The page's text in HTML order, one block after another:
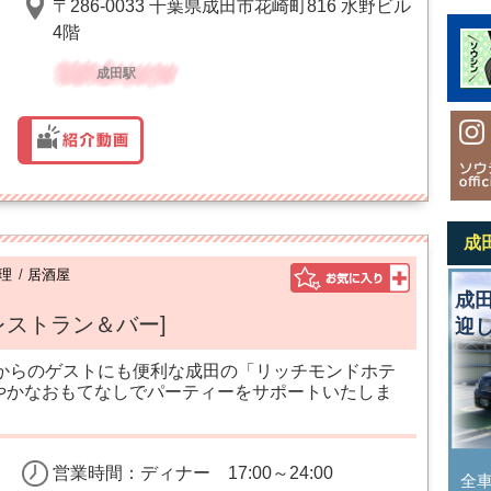
〒286-0033 千葉県成田市花崎町816 水野ビル
4階
成田駅
/ 居酒屋
ストラン＆バー]
らのゲストにも便利な成田の「リッチモンドホテ
なおもてなしでパーティーをサポートいたしま
営業時間：ディナー 17:00～24:00
成
成
迎
全